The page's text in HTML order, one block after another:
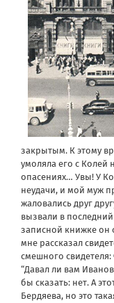
закрытым. К этому
умоляла его с Колей
опасениях… Увы! У
неудачи, и мой муж
жаловались друг
вызвали в
записной книжке он
мне рассказал
смешного свидетеля:
“Давал ли вам
бы сказать: нет. А
Бердяева, но это